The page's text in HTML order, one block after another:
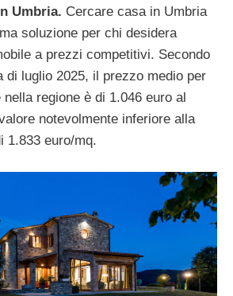
Umbria. Cercare casa in Umbria
soluzione per chi desidera
a prezzi competitivi. Secondo
di luglio 2025, il prezzo medio per
regione è di 1.046 euro al
notevolmente inferiore alla
1.833 euro/mq.